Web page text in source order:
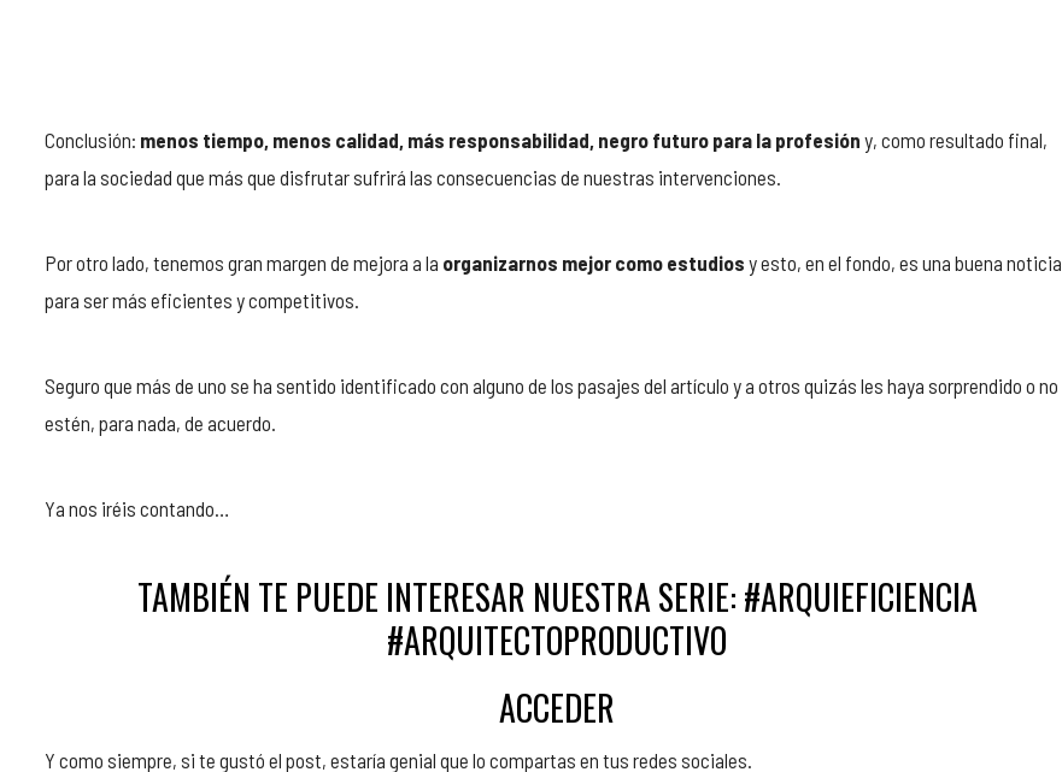
Conclusión: menos tiempo, menos calidad, más responsabilidad, negro futuro para la profesión y, como resultado final,
para la sociedad que más que disfrutar sufrirá las consecuencias de nuestras intervenciones.
Por otro lado, tenemos gran margen de mejora a la organizarnos mejor como estudios y esto, en el fondo, es una buena noticia
para ser más eficientes y competitivos.
Seguro que más de uno se ha sentido identificado con alguno de los pasajes del artículo y a otros quizás les haya sorprendido o no
estén, para nada, de acuerdo.
Ya nos iréis contando…
TAMBIÉN TE PUEDE INTERESAR NUESTRA SERIE: #ARQUIEFICIENCIA
#ARQUITECTOPRODUCTIVO
ACCEDER
Y como siempre, si te gustó el post, estaría genial que lo compartas en tus redes sociales.